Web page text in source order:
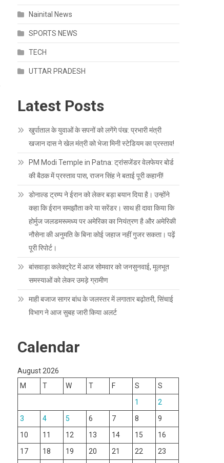
Nainital News
SPORTS NEWS
TECH
UTTAR PRADESH
Latest Posts
खुर्पाताल के युवाओं के सपनों को लगेंगे पंख: प्रभारी मंत्री
खजान दास ने खेल मंत्री को भेजा मिनी स्टेडियम का प्रस्ताव!
PM Modi Temple in Patna: ट्रांसजेंडर वेलफेयर बोर्ड
की बैठक में प्रस्ताव पास, राजन सिंह ने बताई पूरी कहानी!
डोनाल्ड ट्रम्प ने ईरान को लेकर बड़ा बयान दिया है। उन्होंने
कहा कि ईरान समझौता करे या सरेंडर। साथ ही दावा किया कि
होर्मुज जलडमरूमध्य पर अमेरिका का नियंत्रण है और अमेरिकी
नौसेना की अनुमति के बिना कोई जहाज नहीं गुजर सकता। पढ़ें
पूरी रिपोर्ट।
बांसवाड़ा कलेक्ट्रेट में आज सोमवार को जनसुनवाई, मूलभूत
समस्याओं को लेकर उमड़े ग्रामीण
माही बजाज सागर बांध के जलस्तर में लगातार बढ़ोतरी, सिंचाई
विभाग ने आज सुबह जारी किया अलर्ट
Calendar
August 2026
M
T W T F S
S
1
2
3
4 5 6 7 8
9
10
11 12 13 14 15
16
17
18 19 20 21 22
23